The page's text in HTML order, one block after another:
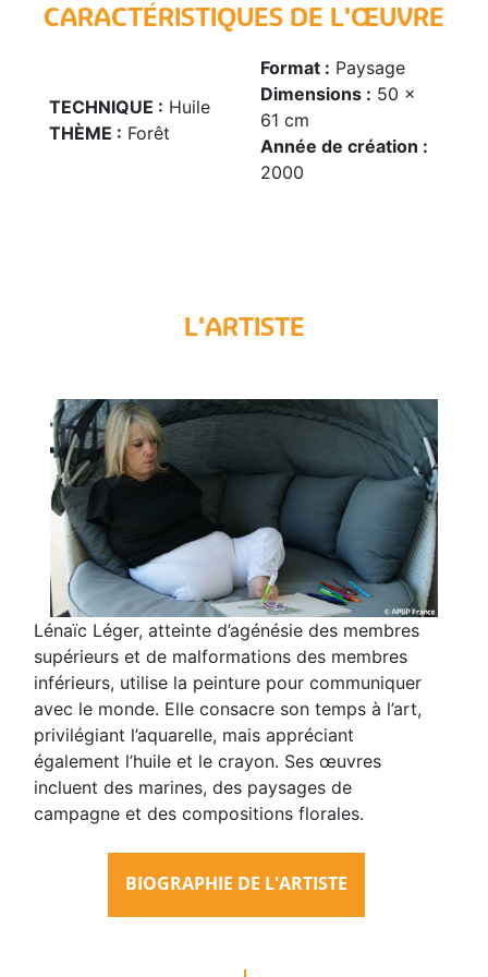
CARACTÉRISTIQUES DE L'ŒUVRE
TECHNIQUE : Huile
THÈME : Forêt
Format : Paysage
Dimensions : 50 x
61 cm
Année de création :
2000
L'ARTISTE
Lénaïc Léger, atteinte d’agénésie des membres
supérieurs et de malformations des membres
inférieurs, utilise la peinture pour communiquer
avec le monde. Elle consacre son temps à l’art,
privilégiant l’aquarelle, mais appréciant
également l’huile et le crayon. Ses œuvres
incluent des marines, des paysages de
campagne et des compositions florales.
BIOGRAPHIE DE L'ARTISTE